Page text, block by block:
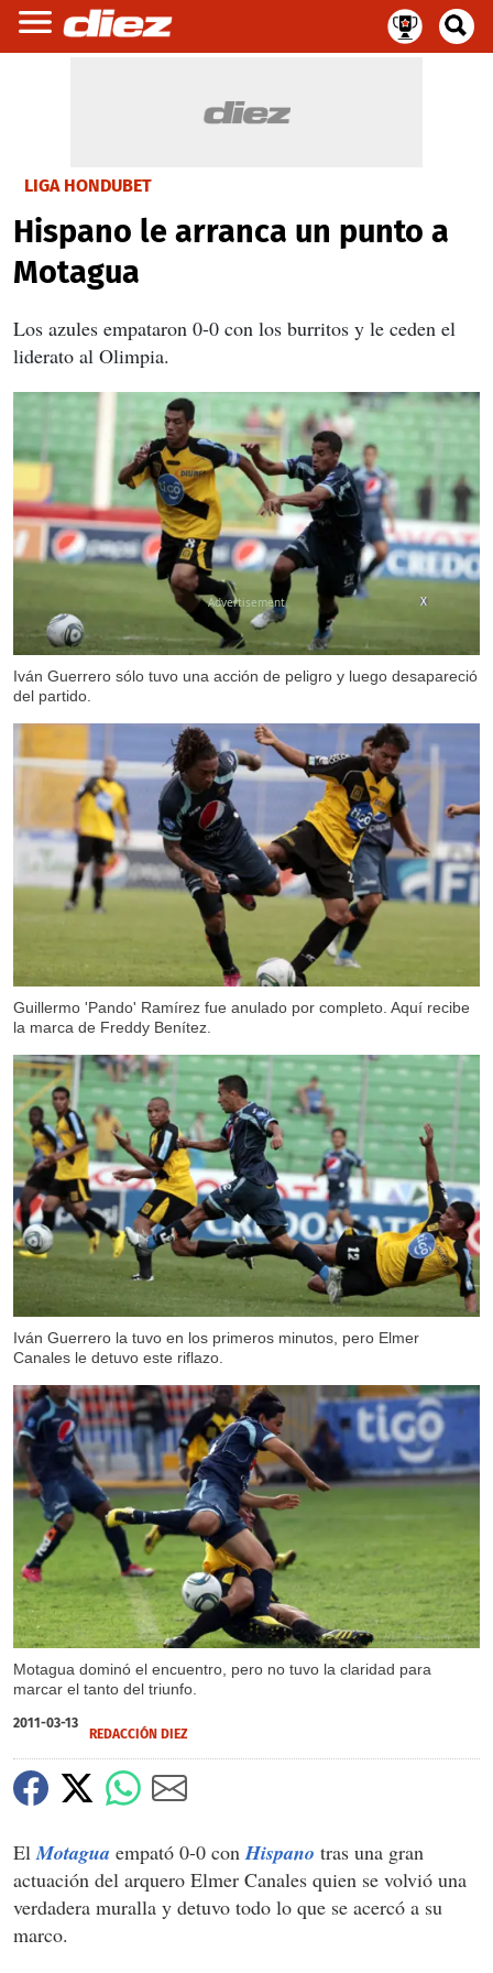
LIGA HONDUBET
Hispano le arranca un punto a
Motagua
Los azules empataron 0-0 con los burritos y le ceden el
liderato al Olimpia.
Iván Guerrero sólo tuvo una acción de peligro y luego desapareció
del partido.
Guillermo 'Pando' Ramírez fue anulado por completo. Aquí recibe
la marca de Freddy Benítez.
Iván Guerrero la tuvo en los primeros minutos, pero Elmer
Canales le detuvo este riflazo.
Motagua dominó el encuentro, pero no tuvo la claridad para
marcar el tanto del triunfo.
X
2011-03-13
REDACCIÓN DIEZ
ElMotagua empató 0-0 conHispano tras una gran
actuación del arquero Elmer Canales quien se volvió una
verdadera muralla y detuvo todo lo que se acercó a su
marco.